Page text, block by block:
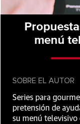
menú
SOBRE EL AUTOR
Series para
pretensión de
su menú televisivo